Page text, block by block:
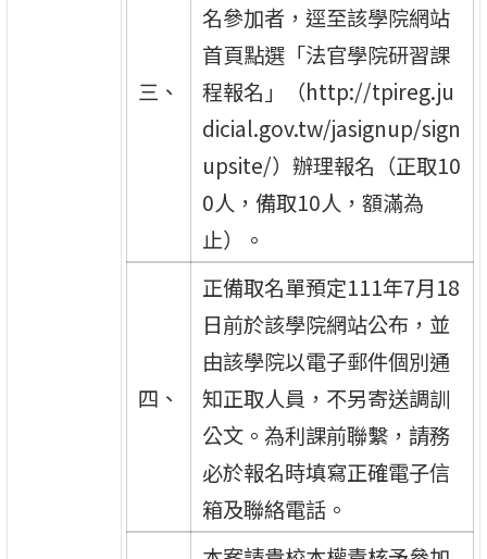
三、
名參加者，逕至該學院網站
首頁點選「法官學院研習課
程報名」（http://tpireg.ju
dicial.gov.tw/jasignup/sign
upsite/）辦理報名（正取10
0人，備取10人，額滿為
止）。
四、
正備取名單預定111年7月18
日前於該學院網站公布，並
由該學院以電子郵件個別通
知正取人員，不另寄送調訓
公文。為利課前聯繫，請務
必於報名時填寫正確電子信
箱及聯絡電話。